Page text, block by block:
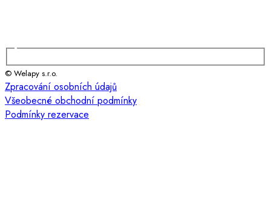
© Welapy s.r.o.
Zpracování osobních údajů
Všeobecné obchodní podmínky
Podmínky rezervace